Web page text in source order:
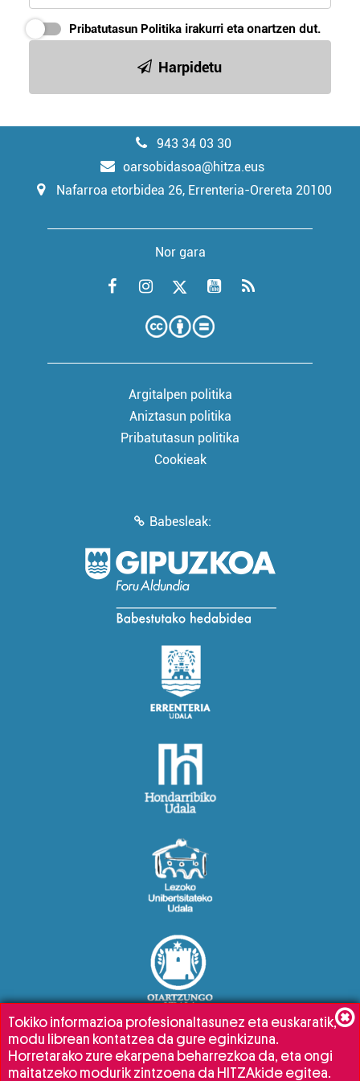
Pribatutasun Politika irakurri eta onartzen dut.
Harpidetu
943 34 03 30
oarsobidasoa@hitza.eus
Nafarroa etorbidea 26, Errenteria-Orereta 20100
Nor gara
Argitalpen politika
Aniztasun politika
Pribatutasun politika
Cookieak
Babesleak:
Tokiko informazioa profesionaltasunez eta euskaratik,
modu librean kontatzea da gure eginkizuna.
Horretarako zure ekarpena beharrezkoa da, eta ongi
maitatzeko modurik zintzoena da HITZAkide egitea.